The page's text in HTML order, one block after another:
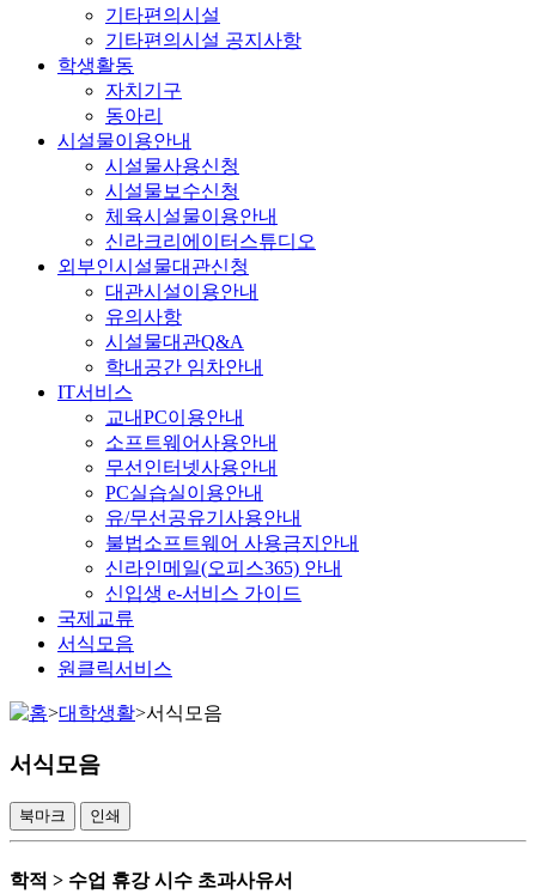
기타편의시설
기타편의시설 공지사항
학생활동
자치기구
동아리
시설물이용안내
시설물사용신청
시설물보수신청
체육시설물이용안내
신라크리에이터스튜디오
외부인시설물대관신청
대관시설이용안내
유의사항
시설물대관Q&A
학내공간 임차안내
IT서비스
교내PC이용안내
소프트웨어사용안내
무선인터넷사용안내
PC실습실이용안내
유/무선공유기사용안내
불법소프트웨어 사용금지안내
신라인메일(오피스365) 안내
신입생 e-서비스 가이드
국제교류
서식모음
원클릭서비스
>대학생활>서식모음
서식모음
북마크 인쇄
학적 > 수업 휴강 시수 초과사유서